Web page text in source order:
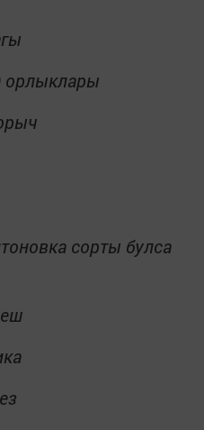
орлыклары
сорты булса